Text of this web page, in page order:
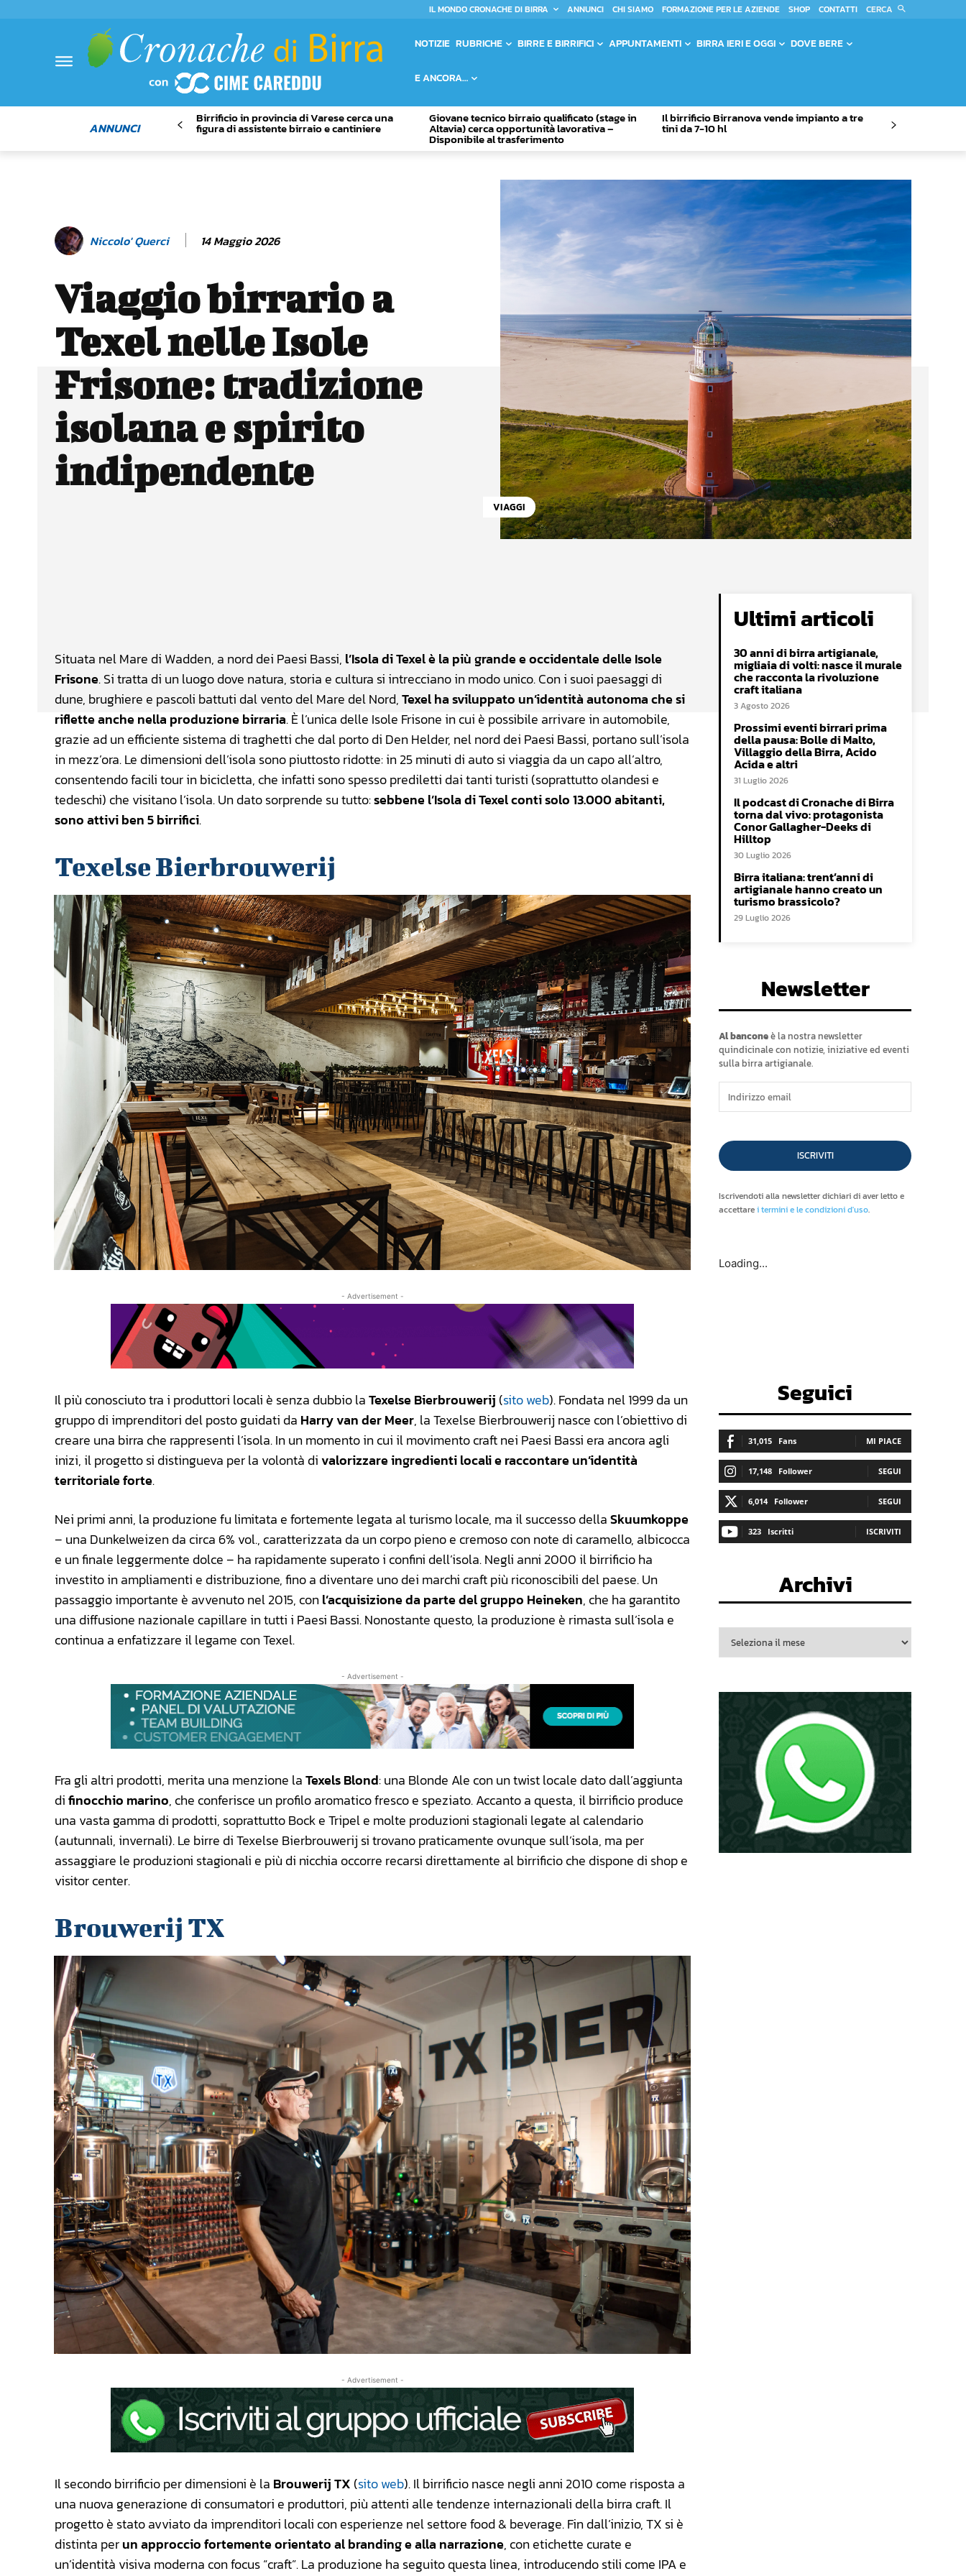
IL MONDO CRONACHE DI BIRRA ANNUNCI CHI SIAMO FORMAZIONE PER LE AZIENDE SHOP CONTATTI CERCA
NOTIZIE RUBRICHE BIRRE E BIRRIFICI APPUNTAMENTI BIRRA IERI E OGGI DOVE BERE
E ANCORA…
ANNUNCI
Birrificio in provincia di Varese cerca una
figura di assistente birraio e cantiniere
Giovane tecnico birraio qualificato (stage in
Altavia) cerca opportunità lavorativa –
Disponibile al trasferimento
Il birrificio Birranova vende impianto a tre
tini da 7-10 hl
Niccolo' Querci 14 Maggio 2026
Viaggio birrario a
Texel nelle Isole
Frisone: tradizione
isolana e spirito
indipendente
VIAGGI
Situata nel Mare di Wadden, a nord dei Paesi Bassi, l’Isola di Texel è la più grande e occidentale delle Isole
Frisone. Si tratta di un luogo dove natura, storia e cultura si intrecciano in modo unico. Con i suoi paesaggi di
dune, brughiere e pascoli battuti dal vento del Mare del Nord,Texel ha sviluppato un’identità autonoma che si
riflette anche nella produzione birraria. È l’unica delle Isole Frisone in cui è possibile arrivare in automobile,
grazie ad un efficiente sistema di traghetti che dal porto di Den Helder, nel nord dei Paesi Bassi, portano sull’isola
in mezz’ora. Le dimensioni dell’isola sono piuttosto ridotte: in 25 minuti di auto si viaggia da un capo all’altro,
consentendo facili tour in bicicletta, che infatti sono spesso prediletti dai tanti turisti (soprattutto olandesi e
tedeschi) che visitano l’isola. Un dato sorprende su tutto:sebbene l’Isola di Texel conti solo 13.000 abitanti,
sono attivi ben 5 birrifici.
Texelse Bierbrouwerij
- Advertisement -
Il più conosciuto tra i produttori locali è senza dubbio laTexelse Bierbrouwerij (sito web). Fondata nel 1999 da un
gruppo di imprenditori del posto guidati da Harry van der Meer, la Texelse Bierbrouwerij nasce con l’obiettivo di
creare una birra che rappresenti l’isola. In un momento in cui il movimento craft nei Paesi Bassi era ancora agli
inizi, il progetto si distingueva per la volontà divalorizzare ingredienti locali e raccontare un’identità
territoriale forte.
Nei primi anni, la produzione fu limitata e fortemente legata al turismo locale, ma il successo dellaSkuumkoppe
– una Dunkelweizen da circa 6% vol., caratterizzata da un corpo pieno e cremoso con note di caramello, albicocca
e un finale leggermente dolce – ha rapidamente superato i confini dell’isola. Negli anni 2000 il birrificio ha
investito in ampliamenti e distribuzione, fino a diventare uno dei marchi craft più riconoscibili del paese. Un
passaggio importante è avvenuto nel 2015, conl’acquisizione da parte del gruppo Heineken, che ha garantito
una diffusione nazionale capillare in tutti i Paesi Bassi. Nonostante questo, la produzione è rimasta sull’isola e
continua a enfatizzare il legame con Texel.
- Advertisement -
Fra gli altri prodotti, merita una menzione laTexels Blond: una Blonde Ale con un twist locale dato dall’aggiunta
difinocchio marino, che conferisce un profilo aromatico fresco e speziato. Accanto a questa, il birrificio produce
una vasta gamma di prodotti, soprattutto Bock e Tripel e molte produzioni stagionali legate al calendario
(autunnali, invernali). Le birre di Texelse Bierbrouwerij si trovano praticamente ovunque sull’isola, ma per
assaggiare le produzioni stagionali e più di nicchia occorre recarsi direttamente al birrificio che dispone di shop e
visitor center.
Brouwerij TX
- Advertisement -
Il secondo birrificio per dimensioni è la Brouwerij TX (sito web). Il birrificio nasce negli anni 2010 come risposta a
una nuova generazione di consumatori e produttori, più attenti alle tendenze internazionali della birra craft. Il
progetto è stato avviato da imprenditori locali con esperienze nel settore food & beverage. Fin dall’inizio, TX si è
distinta perun approccio fortemente orientato al branding e alla narrazione, con etichette curate e
un’identità visiva moderna con focus “craft”. La produzione ha seguito questa linea, introducendo stili come IPA e
Ultimi articoli
30 anni di birra artigianale,
migliaia di volti: nasce il murale
che racconta la rivoluzione
craft italiana
3 Agosto 2026
Prossimi eventi birrari prima
della pausa: Bolle di Malto,
Villaggio della Birra, Acido
Acida e altri
31 Luglio 2026
Il podcast di Cronache di Birra
torna dal vivo: protagonista
Conor Gallagher-Deeks di
Hilltop
30 Luglio 2026
Birra italiana: trent’anni di
artigianale hanno creato un
turismo brassicolo?
29 Luglio 2026
Newsletter
Al banconeè la nostra newsletter
quindicinale con notizie, iniziative ed eventi
sulla birra artigianale.
ISCRIVITI
Iscrivendoti alla newsletter dichiari di aver letto e
accettarei termini e le condizioni d'uso.
Loading...
Seguici
31,015 Fans MI PIACE
17,148 Follower SEGUI
6,014 Follower SEGUI
323 Iscritti ISCRIVITI
Archivi